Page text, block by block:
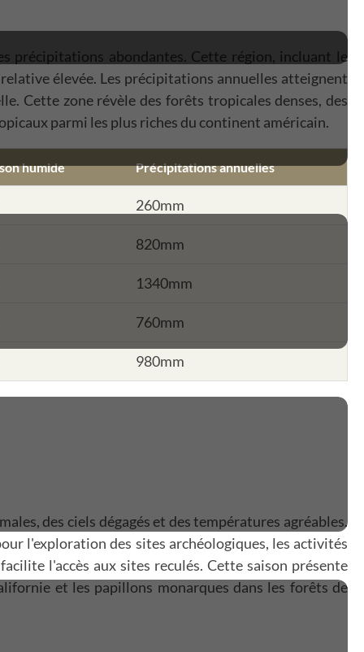
précipitations abondantes. Cette région, incluant le
élevée. Les précipitations annuelles atteignent
Cette zone révèle des forêts tropicales denses, des
parmi les plus riches du continent américain.
humide Précipitations annuelles
260mm
820mm
1340mm
760mm
980mm
des ciels dégagés et des températures agréables.
l'exploration des sites archéologiques, les activités
l'accès aux sites reculés. Cette saison présente
et les papillons monarques dans les forêts de